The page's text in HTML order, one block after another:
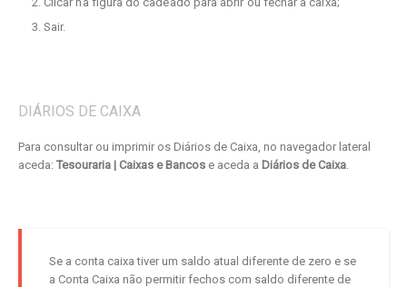
Sair.
DIÁRIOS DE CAIXA
Para consultar ou imprimir os Diários de Caixa, no navegador lateral
aceda: Tesouraria | Caixas e Bancos e aceda a Diários de Caixa.
Se a conta caixa tiver um saldo atual diferente de zero e se
a Conta Caixa não permitir fechos com saldo diferente de